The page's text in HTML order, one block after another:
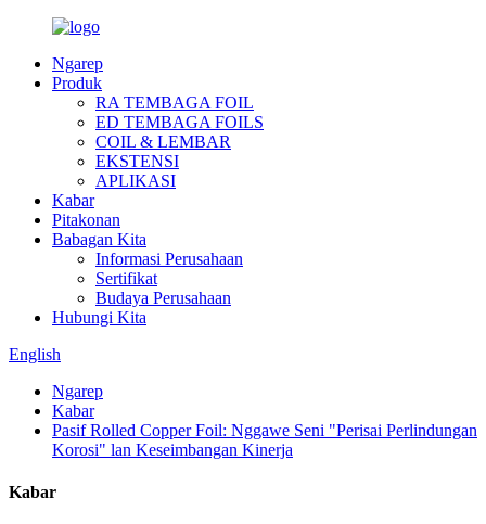
Ngarep
Produk
RA TEMBAGA FOIL
ED TEMBAGA FOILS
COIL & LEMBAR
EKSTENSI
APLIKASI
Kabar
Pitakonan
Babagan Kita
Informasi Perusahaan
Sertifikat
Budaya Perusahaan
Hubungi Kita
English
Ngarep
Kabar
Pasif Rolled Copper Foil: Nggawe Seni "Perisai Perlindungan
Korosi" lan Keseimbangan Kinerja
Kabar